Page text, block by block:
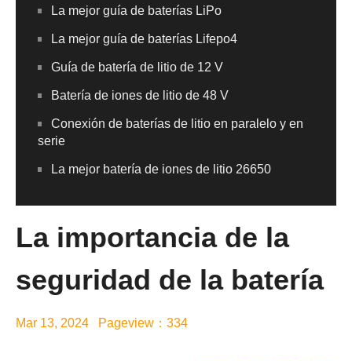
La mejor guía de baterías LiPo
La mejor guía de baterías Lifepo4
Guía de batería de litio de 12 V
Batería de iones de litio de 48 V
Conexión de baterías de litio en paralelo y en
serie
La mejor batería de iones de litio 26650
La importancia de la
seguridad de la batería
Mar 13, 2024 Pageview：334